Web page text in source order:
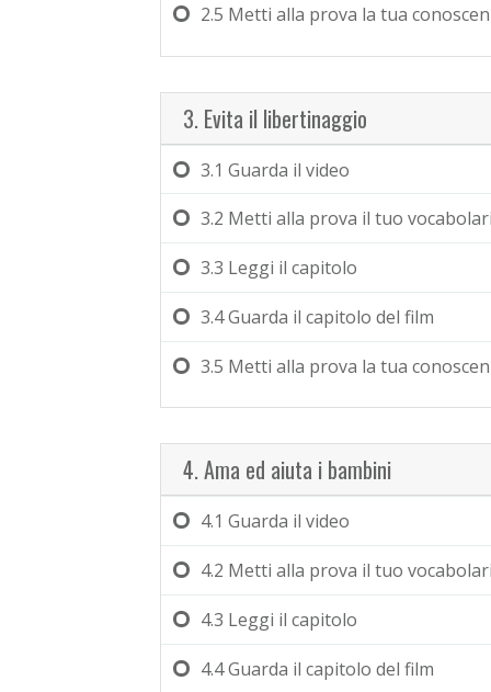
2.5 Metti alla prova la tua
3. Evita il libertinaggio
3.1 Guarda il video
3.2 Metti alla prova il tuo
3.3 Leggi il capitolo
3.4Guarda il capitolo del film
3.5 Metti alla prova la tua
4. Ama ed aiuta i bambini
4.1 Guarda il video
4.2 Metti alla prova il tuo
4.3 Leggi il capitolo
4.4Guarda il capitolo del film